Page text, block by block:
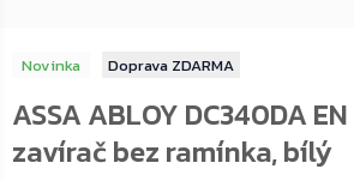
Novinka ZDARMA
ASSA ABLOY DC340DA
zavírač bez ramínka, bílý